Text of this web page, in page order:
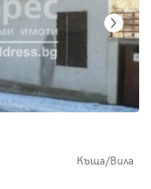
Къща/Вила